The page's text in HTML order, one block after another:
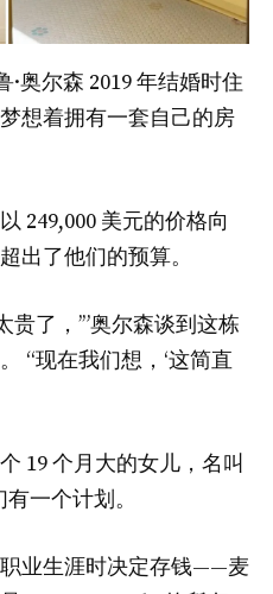
·奥尔森 2019 年结婚时住
想着拥有一套自己的房
249,000 美元的价格向
出了他们的预算。
贵了，’”奥尔森谈到这栋
“现在我们想，‘这简直
19 个月大的女儿，名叫
一个计划。
业生涯时决定存钱——麦